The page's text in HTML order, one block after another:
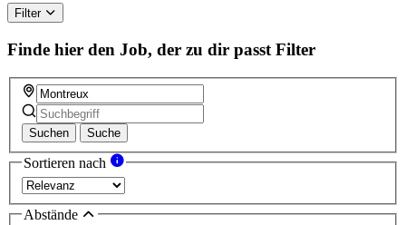
Filter
Finde hier den Job, der zu dir passt Filter
Suchen Suche
Sortieren nach
Abstände